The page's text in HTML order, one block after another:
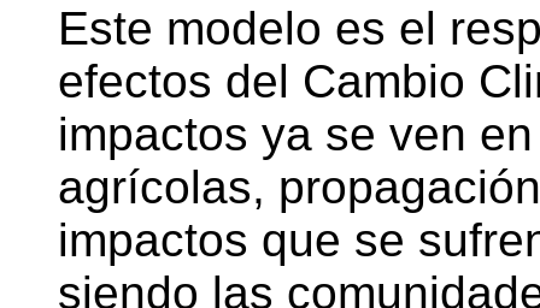
Este modelo es el
efectos del Cambio
impactos ya se ven
agrícolas,
impactos que se
siendo las